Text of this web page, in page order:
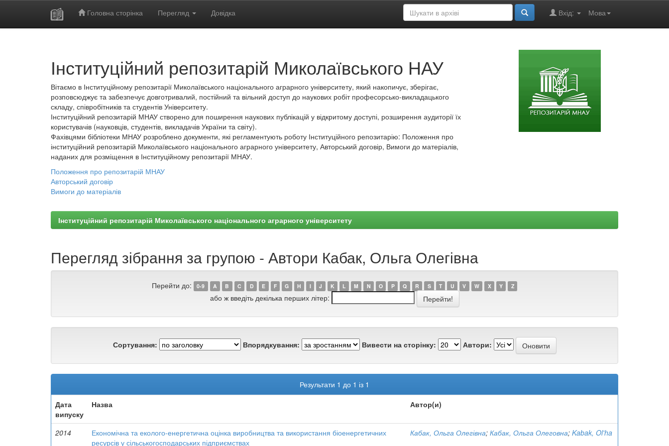
Головна сторінка Перегляд Довідка Мова
Вхід:
Інституційний репозитарій Миколаївського НАУ
Вітаємо в Інституційному репозитарії Миколаївського національного аграрного університету, який накопичує, зберігає,
розповсюджує та забезпечує довготривалий, постійний та вільний доступ до наукових робіт професорсько-викладацького
складу, співробітників та студентів Університету.
Інституційний репозитарій МНАУ створено для поширення наукових публікацій у відкритому доступі, розширення аудиторії їх
користувачів (науковців, студентів, викладачів України та світу).
Фахівцями бібліотеки МНАУ розроблено документи, які регламентують роботу Інституційного репозитарію: Положення про
інституційний репозитарій Миколаївського національного аграрного університету, Авторський договір, Вимоги до матеріалів,
наданих для розміщення в Інституційному репозитарії МНАУ.
Положення про репозитарій МНАУ
Авторський договір
Вимоги до матеріалів
Інституційний репозитарій Миколаївського національного аграрного університету
Перегляд зібрання за групою - Автори Кабак, Ольга Олегівна
Перейти до: 0-9 A B C D E F G H I J K L M N O P Q R S T U V W X Y Z
або ж введіть декілька перших літер:
Сортування: Впорядкування: Вивести на сторінку: Автори:
Результати 1 до 1 із 1
Дата
випуску
Назва Автор(и)
2014
Економічна та еколого-енергетична оцінка виробництва та використання біоенергетичних
ресурсів у сільськогосподарських підприємствах
Кабак, Ольга Олегівна; Кабак, Ольга Олеговна; Kabak, Ol'ha